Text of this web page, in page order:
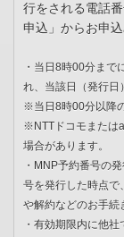
行をされる電話
申込」からお申込
・当日8時00分まで
れ、当該日（発行日
※当日8時00分以降
※NTTドコモまたは
場合があります。
・MNP予約番号の
号を発行した時点で
や解約などのお手続
・有効期限内に他